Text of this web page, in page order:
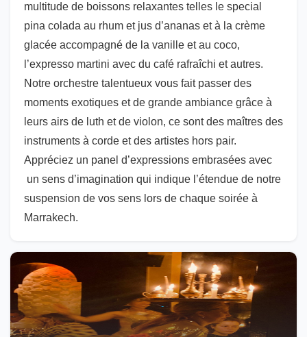
multitude de boissons relaxantes telles le special
pina colada au rhum et jus d’ananas et à la crème
glacée accompagné de la vanille et au coco,
l’expresso martini avec du café rafraîchi et autres.
Notre orchestre talentueux vous fait passer des
moments exotiques et de grande ambiance grâce à
leurs airs de luth et de violon, ce sont des maîtres des
instruments à corde et des artistes hors pair.
Appréciez un panel d’expressions embrasées avec
un sens d’imagination qui indique l’étendue de notre
suspension de vos sens lors de chaque soirée à
Marrakech.